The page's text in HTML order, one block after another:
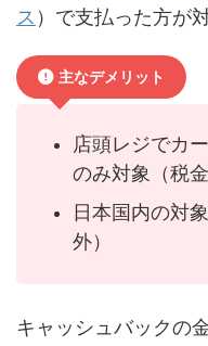
ス ）で支払った方が
主なデメリット
店頭レジでカ
のみ対象（税
日本国内の対
外）
キャッシュバックの